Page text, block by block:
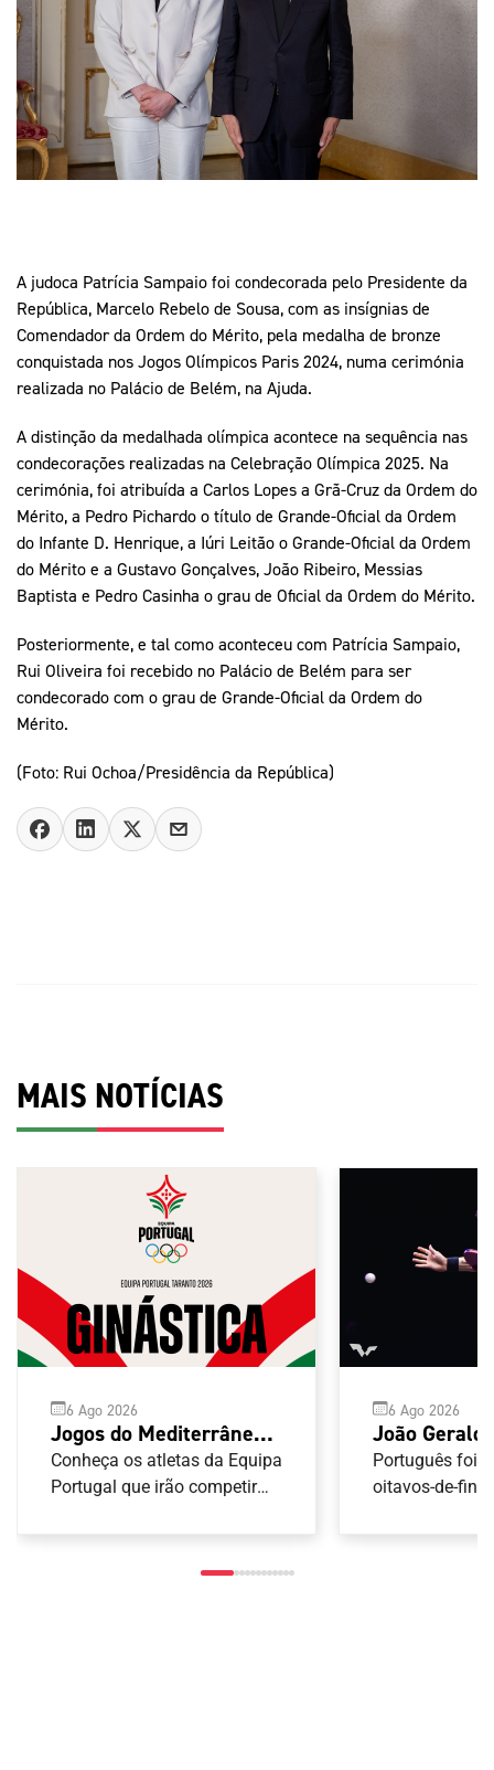
Marketing
Media
Documentos
Contactos
Educação Olímpica
Equipa Portugal
Equipa Portugal
Arquivo Histórico
Educação Olímpica
Equipa Portugal
A judoca Patrícia Sampaio foi condecorada pelo Presidente da
República, Marcelo Rebelo de Sousa, com as insígnias de
Comendador da Ordem do Mérito, pela medalha de bronze
conquistada nos Jogos Olímpicos Paris 2024, numa cerimónia
realizada no Palácio de Belém, na Ajuda.
A distinção da medalhada olímpica acontece na sequência nas
condecorações realizadas na Celebração Olímpica 2025. Na
cerimónia, foi atribuída a Carlos Lopes a Grã-Cruz da Ordem do
Mérito, a Pedro Pichardo o título de Grande-Oficial da Ordem
do Infante D. Henrique, a Iúri Leitão o Grande-Oficial da Ordem
do Mérito e a Gustavo Gonçalves, João Ribeiro, Messias
Baptista e Pedro Casinha o grau de Oficial da Ordem do Mérito.
Posteriormente, e tal como aconteceu com Patrícia Sampaio,
Rui Oliveira foi recebido no Palácio de Belém para ser
condecorado com o grau de Grande-Oficial da Ordem do
Mérito.
(Foto: Rui Ochoa/Presidência da República)
MAIS NOTÍCIAS
6 Ago 2026
Jogos do Mediterrâneo
Taranto 2026: Ginástica
Conheça os atletas da Equipa
Portugal que irão competir
6 Ago 2026
João
participação
Português foi
oitavos-de-final